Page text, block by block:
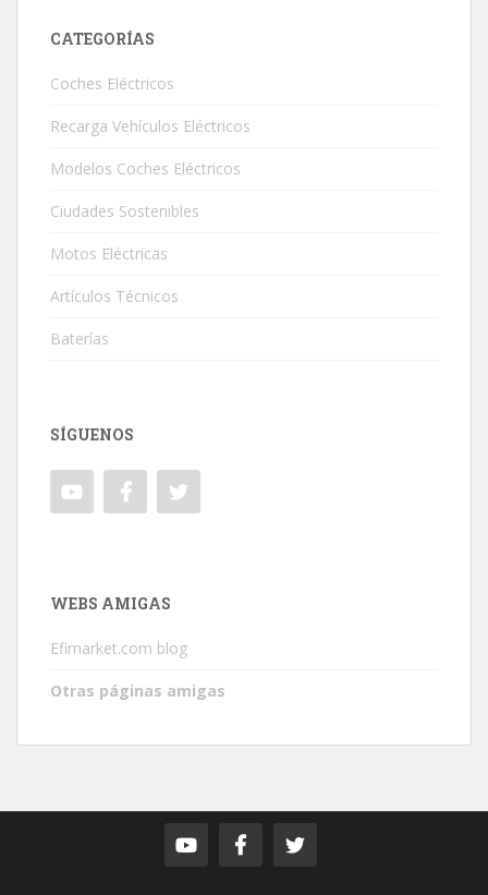
CATEGORÍAS
Coches Eléctricos
Recarga Vehículos Eléctricos
Modelos Coches Eléctricos
Ciudades Sostenibles
Motos Eléctricas
Artículos Técnicos
Baterías
SÍGUENOS
WEBS AMIGAS
Efimarket.com blog
Otras páginas amigas